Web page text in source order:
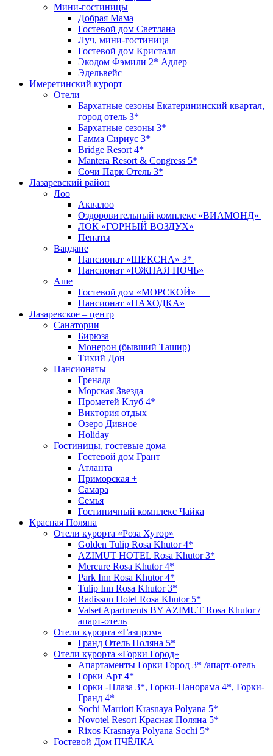
Мини-гостиницы
Добрая Мама
Гостевой дом Светлана
Луч, мини-гостиница
Гостевой дом Кристалл
Экодом Фэмили 2* Адлер
Эдельвейс
Имеретинский курорт
Отели
Бархатные сезоны Екатерининский квартал,
город отель 3*
Бархатные сезоны 3*
Гамма Сириус 3*
Bridge Resort 4*
Mantera Resort & Congress 5*
Сочи Парк Отель 3*
Лазаревский район
Лоо
Аквалоо
Оздоровительный комплекс «ВИАМОНД»
ЛОК «ГОРНЫЙ ВОЗДУХ»
Пенаты
Вардане
Пансионат «ШЕКСНА» 3*
Пансионат «ЮЖНАЯ НОЧЬ»
Аше
Гостевой дом «МОРСКОЙ»
Пансионат «НАХОДКА»
Лазаревское – центр
Санатории
Бирюза
Монерон (бывший Ташир)
Тихий Дон
Пансионаты
Гренада
Морская Звезда
Прометей Клуб 4*
Виктория отдых
Озеро Дивное
Holiday
Гостиницы, гостевые дома
Гостевой дом Грант
Атланта
Приморская +
Самара
Семья
Гостиничный комплекс Чайка
Красная Поляна
Отели курорта «Роза Хутор»
Golden Tulip Rosa Khutor 4*
AZIMUT HOTEL Rosa Khutor 3*
Mercure Rosa Khutor 4*
Park Inn Rosa Khutor 4*
Tulip Inn Rosa Khutor 3*
Radisson Hotel Rosa Khutor 5*
Valset Apartments BY AZIMUT Rosa Khutor /
апарт-отель
Отели курорта «Газпром»
Гранд Отель Поляна 5*
Отели курорта «Горки Город»
Апартаменты Горки Город 3* /апарт-отель
Горки Арт 4*
Горки -Плаза 3*, Горки-Панорама 4*, Горки-
Гранд 4*
Sochi Marriott Krasnaya Polyana 5*
Novotel Resort Красная Поляна 5*
Rixos Krasnaya Polyana Sochi 5*
Гостевой Дом ПЧЁЛКА